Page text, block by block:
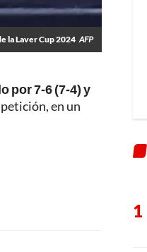
la Laver Cup 2024 AFP
por 7-6 (7-4) y
en un